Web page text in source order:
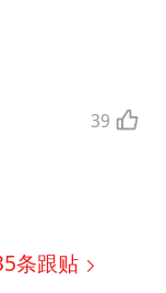
39
条跟贴